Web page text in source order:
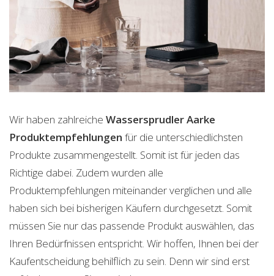
Wir haben zahlreiche Wassersprudler Aarke
Produktempfehlungen für die unterschiedlichsten
Produkte zusammengestellt. Somit ist für jeden das
Richtige dabei. Zudem wurden alle
Produktempfehlungen miteinander verglichen und alle
haben sich bei bisherigen Käufern durchgesetzt. Somit
müssen Sie nur das passende Produkt auswählen, das
Ihren Bedürfnissen entspricht. Wir hoffen, Ihnen bei der
Kaufentscheidung behilflich zu sein. Denn wir sind erst